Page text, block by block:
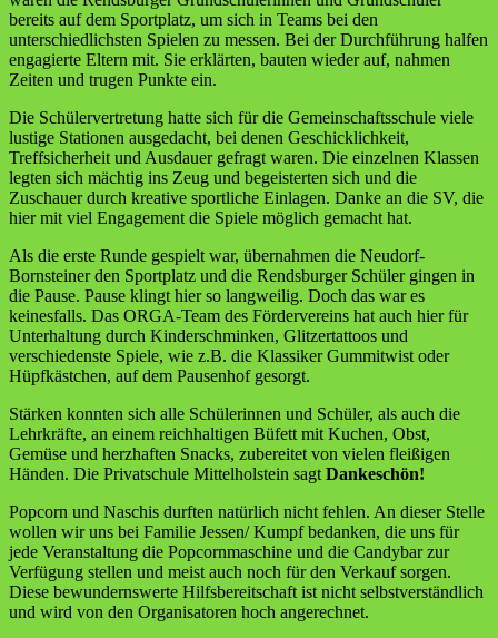
bereits auf dem Sportplatz, um sich in Teams bei den
unterschiedlichsten Spielen zu messen. Bei der Durchführung halfen
engagierte Eltern mit. Sie erklärten, bauten wieder auf, nahmen
Zeiten und trugen Punkte ein.
Die Schülervertretung hatte sich für die Gemeinschaftsschule viele
lustige Stationen ausgedacht, bei denen Geschicklichkeit,
Treffsicherheit und Ausdauer gefragt waren. Die einzelnen Klassen
legten sich mächtig ins Zeug und begeisterten sich und die
Zuschauer durch kreative sportliche Einlagen. Danke an die SV, die
hier mit viel Engagement die Spiele möglich gemacht hat.
Als die erste Runde gespielt war, übernahmen die Neudorf-
Bornsteiner den Sportplatz und die Rendsburger Schüler gingen in
die Pause. Pause klingt hier so langweilig. Doch das war es
keinesfalls. Das ORGA-Team des Fördervereins hat auch hier für
Unterhaltung durch Kinderschminken, Glitzertattoos und
verschiedenste Spiele, wie z.B. die Klassiker Gummitwist oder
Hüpfkästchen, auf dem Pausenhof gesorgt.
Stärken konnten sich alle Schülerinnen und Schüler, als auch die
Lehrkräfte, an einem reichhaltigen Büfett mit Kuchen, Obst,
Gemüse und herzhaften Snacks, zubereitet von vielen fleißigen
Händen. Die Privatschule Mittelholstein sagt Dankeschön!
Popcorn und Naschis durften natürlich nicht fehlen. An dieser Stelle
wollen wir uns bei Familie Jessen/ Kumpf bedanken, die uns für
jede Veranstaltung die Popcornmaschine und die Candybar zur
Verfügung stellen und meist auch noch für den Verkauf sorgen.
Diese bewundernswerte Hilfsbereitschaft ist nicht selbstverständlich
und wird von den Organisatoren hoch angerechnet.